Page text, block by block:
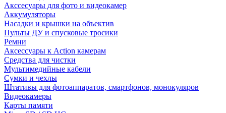
Акссесуары для фото и видеокамер
Аккумуляторы
Насадки и крышки на объектив
Пульты ДУ и спусковые тросики
Ремни
Аксессуары к Action камерам
Средства для чистки
Мультимедийные кабели
Сумки и чехлы
Штативы для фотоаппаратов, смартфонов, монокуляров
Видеокамеры
Карты памяти